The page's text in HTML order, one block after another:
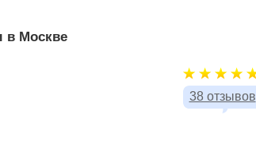
в Москве
38 отзывов